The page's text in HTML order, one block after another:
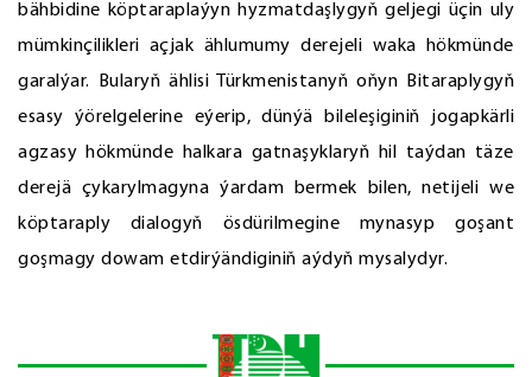
bähbidine köptaraplaýyn hyzmatdaşlygyň geljegi üçin uly
mümkinçilikleri açjak ählumumy derejeli waka hökmünde
garalýar. Bularyň ählisi Türkmenistanyň oňyn Bitaraplygyň
esasy ýörelgelerine eýerip, dünýä bileleşiginiň jogapkärli
agzasy hökmünde halkara gatnaşyklaryň hil taýdan täze
derejä çykarylmagyna ýardam bermek bilen, netijeli we
köptaraply dialogyň ösdürilmegine mynasyp goşant
goşmagy dowam etdirýändiginiň aýdyň mysalydyr.